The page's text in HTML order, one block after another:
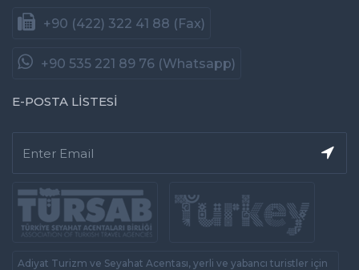
+90 (422) 322 41 88 (Fax)
+90 535 221 89 76 (Whatsapp)
E-POSTA LİSTESİ
Adiyat Turizm ve Seyahat Acentası, yerli ve yabancı turistler için